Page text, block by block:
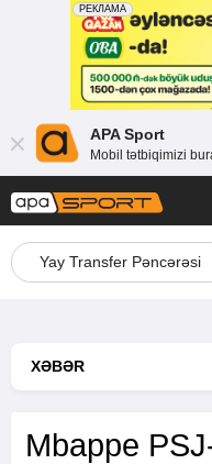
APA Sport
Mobil tətbiqimizi
Yay Transfer Pəncərəsi
XƏBƏR
Mbappe